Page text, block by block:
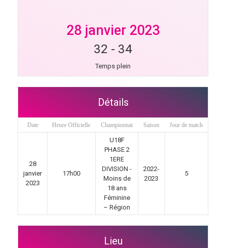
28 janvier 2023
32 - 34
Temps plein
Détails
Date Heure Officielle Championnat Saison Jour de match
28
janvier
2023
17h00
U18F
PHASE 2
1ERE
DIVISION -
Moins de
18 ans
Féminine
– Région
2022-
2023
5
Lieu